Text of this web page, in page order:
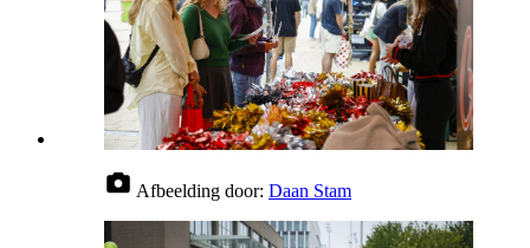
Afbeelding door: Daan Stam